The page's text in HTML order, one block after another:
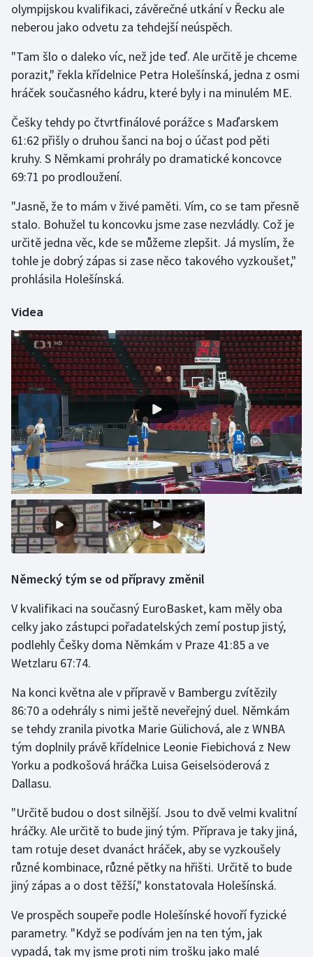
Golf
Gymnastika
Házená
Jezdectví
Judo
Krasobruslení
Lezení
Lyže a snowboard
Moderní pětiboj
Motorsport
Olympijské hry
Parasport
Plavání
Plážový volejbal
Ragby
Rychlobruslení
Rychlostní kanoistika
Short track
Sportovní střelba
Stolní tenis
Triatlon
Veslování
Vodní slalom
Volejbal
Ostatní
olympijskou kvalifikaci, závěrečné utkání v Řecku ale
neberou jako odvetu za tehdejší neúspěch.
"Tam šlo o daleko víc, než jde teď. Ale určitě je chceme
porazit," řekla křídelnice Petra Holešínská, jedna z osmi
hráček současného kádru, které byly i na minulém ME.
Češky tehdy po čtvrtfinálové porážce s Maďarskem
61:62 přišly o druhou šanci na boj o účast pod pěti
kruhy. S Němkami prohrály po dramatické koncovce
69:71 po prodloužení.
"Jasně, že to mám v živé paměti. Vím, co se tam přesně
stalo. Bohužel tu koncovku jsme zase nezvládly. Což je
určitě jedna věc, kde se můžeme zlepšit. Já myslím, že
tohle je dobrý zápas si zase něco takového vyzkoušet,"
prohlásila Holešínská.
Videa
Německý tým se od přípravy změnil
V kvalifikaci na současný EuroBasket, kam měly oba
celky jako zástupci pořadatelských zemí postup jistý,
podlehly Češky doma Němkám v Praze 41:85 a ve
Wetzlaru 67:74.
Na konci května ale v přípravě v Bambergu zvítězily
86:70 a odehrály s nimi ještě neveřejný duel. Němkám
se tehdy zranila pivotka Marie Gülichová, ale z WNBA
tým doplnily právě křídelnice Leonie Fiebichová z New
Yorku a podkošová hráčka Luisa Geiselsöderová z
Dallasu.
"Určitě budou o dost silnější. Jsou to dvě velmi kvalitní
hráčky. Ale určitě to bude jiný tým. Příprava je taky jiná,
tam rotuje deset dvanáct hráček, aby se vyzkoušely
různé kombinace, různé pětky na hřišti. Určitě to bude
jiný zápas a o dost těžší," konstatovala Holešínská.
Ve prospěch soupeře podle Holešínské hovoří fyzické
parametry. "Když se podívám jen na ten tým, jak
vypadá, tak my jsme proti nim trošku jako malé